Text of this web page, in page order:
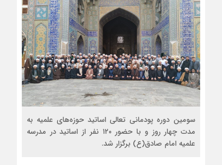
سومین دوره پودمانی تعالی اساتید حوزه‌های علمیه به
مدت چهار روز و با حضور ۱۲۰ نفر از اساتید در مدرسه
علمیه امام صادق(ع) برگزار شد.